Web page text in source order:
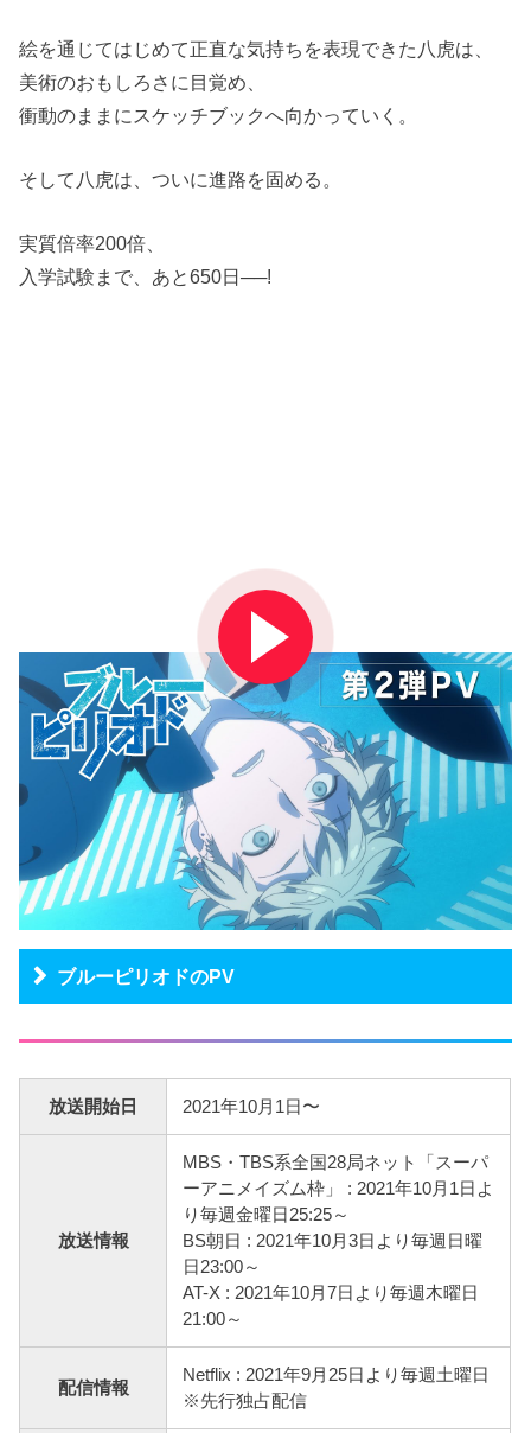
絵を通じてはじめて正直な気持ちを表現できた八虎は、
美術のおもしろさに目覚め、
衝動のままにスケッチブックへ向かっていく。
そして八虎は、ついに進路を固める。
実質倍率200倍、
入学試験まで、あと650日──!
ブルーピリオドのPV
放送開始日 2021年10月1日〜
放送情報
MBS・TBS系全国28局ネット「スーパ
ーアニメイズム枠」 : 2021年10月1日よ
り毎週金曜日25:25～
BS朝日 : 2021年10月3日より毎週日曜
日23:00～
AT-X : 2021年10月7日より毎週木曜日
21:00～
配信情報
Netflix : 2021年9月25日より毎週土曜日
※先行独占配信